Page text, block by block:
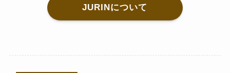
JURINについて